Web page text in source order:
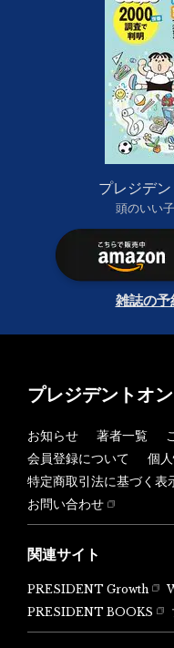
プレジデ
頭のいい
雑誌の予
プレジデントオ
お知らせ 著者一覧
会員登録について
個
特定商取引法に基づく表
お問い合わせ
関連サイト
PRESIDENT Growth
PRESIDENT BOOKS